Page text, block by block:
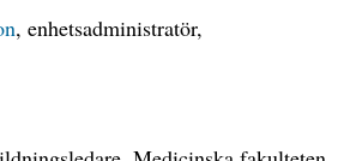
, enhetsadministratör,